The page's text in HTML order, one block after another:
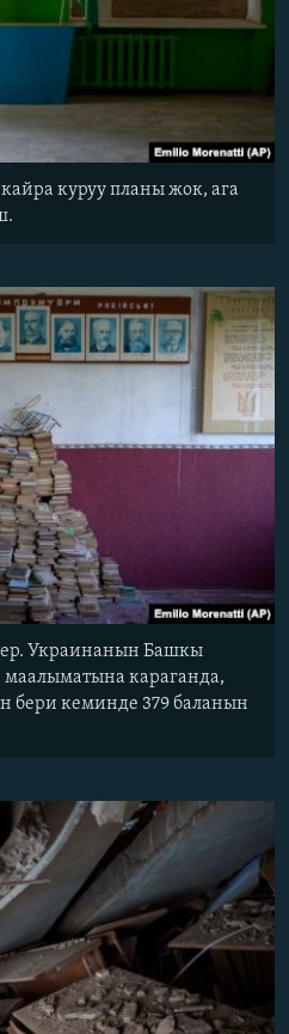
куруу планы жок, ага
Украинанын Башкы
караганда,
бери кеминде 379 баланын